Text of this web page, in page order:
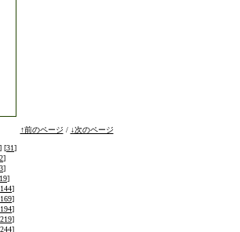
↑前のページ / ↓次のページ
] [31]
]
]
]
144]
169]
194]
219]
244]